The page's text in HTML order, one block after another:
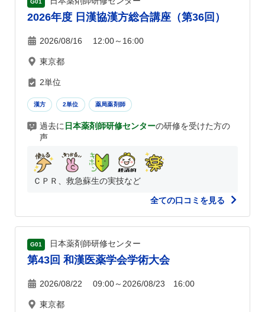
G01
2026年度 日漢協漢方総合講座（第36回）
2026/08/16 12:00～16:00
東京都
2単位
漢方 2単位 薬局薬剤師
過去に 日本薬剤師研修センターの研修を受けた方の
声
ＣＰＲ、救急蘇生の実技など
全ての口コミを見る
G01 日本薬剤師研修センター
第43回 和漢医薬学会学術大会
2026/08/22 09:00～2026/08/23 16:00
東京都